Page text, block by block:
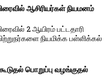
ஆசிரியர்கள் நியமனம்
2 ஆயிரம் பட்​ட​தாரி
நியமிக்க பள்​ளிக்​கல்​
பொறுப்பு வழங்குதல்